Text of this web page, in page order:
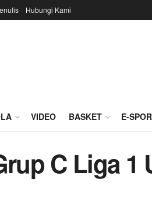
Hubungi Kami
VIDEO BASKET E-
C Liga 1